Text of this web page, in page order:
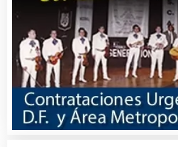
Análisis de Aguas
Animadores de Eventos
Aparatos y Equipos